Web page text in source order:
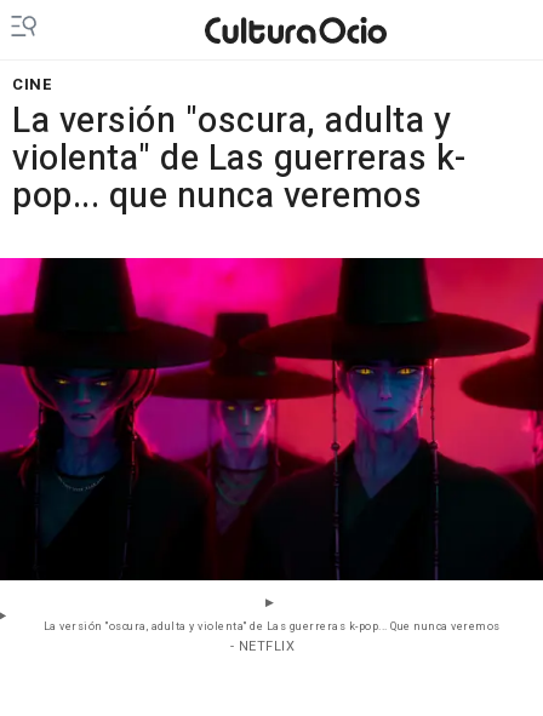
CINE
La versión "oscura, adulta y
violenta" de Las guerreras k-
pop... que nunca veremos
La versión "oscura, adulta y violenta" de Las guerreras k-pop... Que nunca veremos
- NETFLIX